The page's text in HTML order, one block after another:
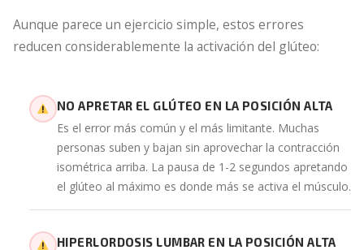
Aunque parece un ejercicio simple, estos errores
reducen considerablemente la activación del glúteo:
NO APRETAR EL GLÚTEO EN LA POSICIÓN ALTA
Es el error más común y el más limitante. Muchas
personas suben y bajan sin aprovechar la contracción
isométrica arriba. La pausa de 1-2 segundos apretando
el glúteo al máximo es donde más se activa el músculo.
HIPERLORDOSIS LUMBAR EN LA POSICIÓN ALTA